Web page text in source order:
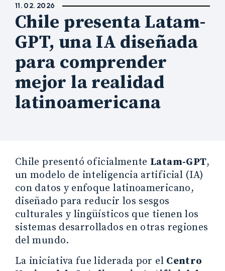
11. 02. 2026
Chile presenta Latam-
GPT, una IA diseñada
para comprender
mejor la realidad
latinoamericana
Chile presentó oficialmente Latam-GPT,
un modelo de inteligencia artificial (IA)
con datos y enfoque latinoamericano,
diseñado para reducir los sesgos
culturales y lingüísticos que tienen los
sistemas desarrollados en otras regiones
del mundo.
La iniciativa fue liderada por el Centro